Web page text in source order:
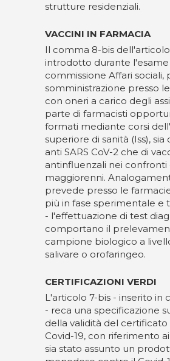
strutture residenziali.
VACCINI IN FARMACIA
Il comma 8-bis
introdotto durante l'esame
commissione Affari sociali,
somministrazione presso
con oneri a carico degli
parte di farmacisti
formati mediante corsi
superiore di sanità (Iss), sia
anti SARS CoV-2 che di
antinfluenzali nei confronti
maggiorenni.
prevede presso le
più in fase sperimentale e
- l'effettuazione di test
comportano il
campione biologico a
salivare o orofaringeo.
CERTIFICAZIONI VERDI
L'articolo 7-bis - inserito in
- reca una specificazione
della validità del certificato
Covid-19, con riferimento
sia stato assunto un